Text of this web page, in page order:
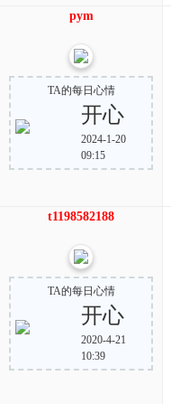
pym
TA的每日心情
开心
2024-1-20
09:15
t1198582188
TA的每日心情
开心
2020-4-21
10:39